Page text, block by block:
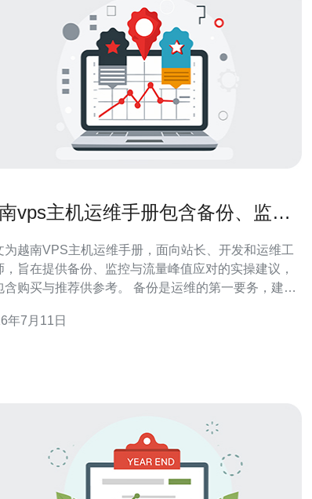
vps主机运维手册包含备份、监控
为越南VPS主机运维手册，面向站长、开发和运维工
，旨在提供备份、监控与流量峰值应对的实操建议，
含购买与推荐供参考。 备份是运维的第一要务，建议
对于越南VPS，可以结合内网快照和异地备份，使用
年7月11日